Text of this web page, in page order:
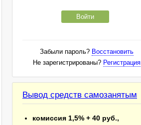
Войти
Забыли пароль? Восстановить
Не зарегистрированы? Регистрация
Вывод средств самозанятым
комиссия 1,5% + 40 руб.,